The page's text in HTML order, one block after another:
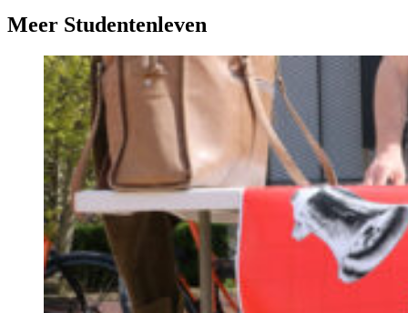
Meer Studentenleven